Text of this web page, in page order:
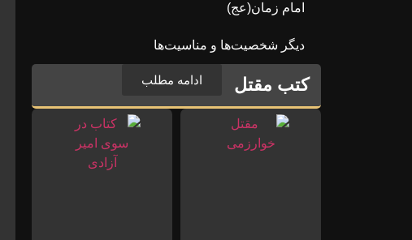
امام زمان(عج)
دیگر شخصیت‌ها و مناسیت‌ها
کتب مقتل ادامه مطلب